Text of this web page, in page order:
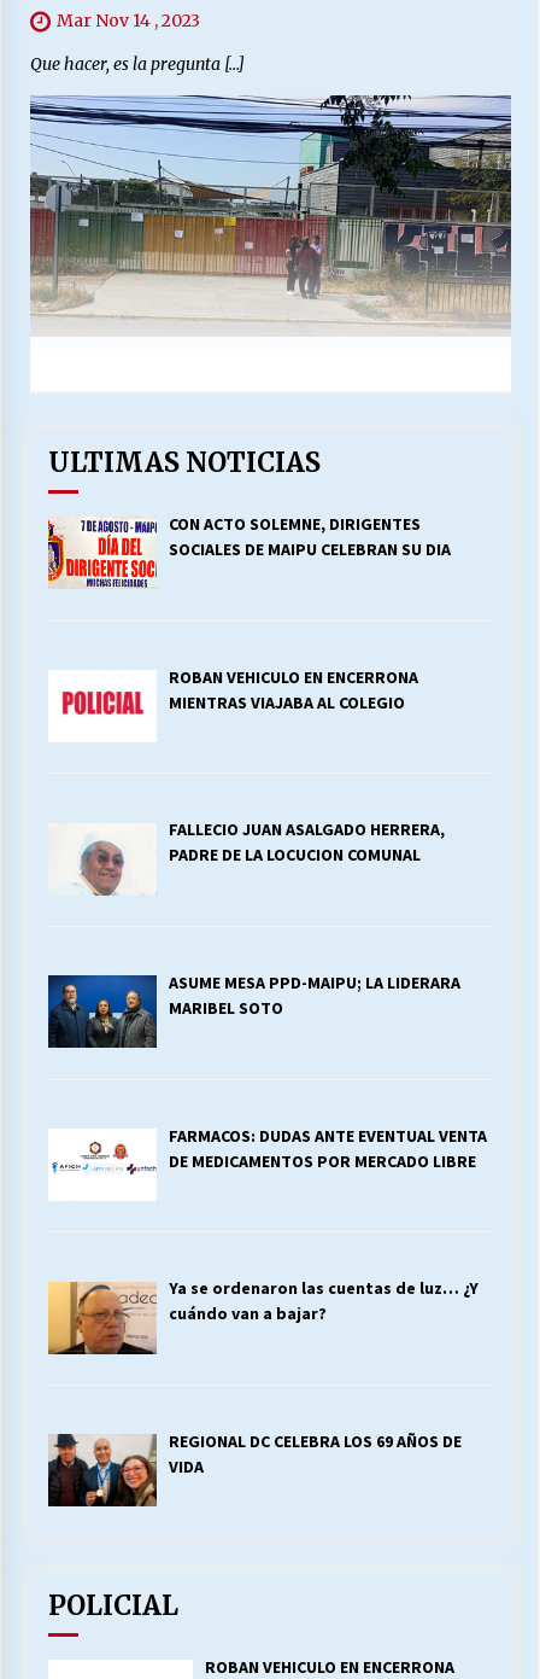
Mar Nov 14 , 2023
Que hacer, es la pregunta […]
ULTIMAS NOTICIAS
CON ACTO SOLEMNE, DIRIGENTES
SOCIALES DE MAIPU CELEBRAN SU DIA
ROBAN VEHICULO EN ENCERRONA
MIENTRAS VIAJABA AL COLEGIO
FALLECIO JUAN ASALGADO HERRERA,
PADRE DE LA LOCUCION COMUNAL
ASUME MESA PPD-MAIPU; LA LIDERARA
MARIBEL SOTO
FARMACOS: DUDAS ANTE EVENTUAL VENTA
DE MEDICAMENTOS POR MERCADO LIBRE
Ya se ordenaron las cuentas de luz… ¿Y
cuándo van a bajar?
REGIONAL DC CELEBRA LOS 69 AÑOS DE
VIDA
POLICIAL
ROBAN VEHICULO EN ENCERRONA